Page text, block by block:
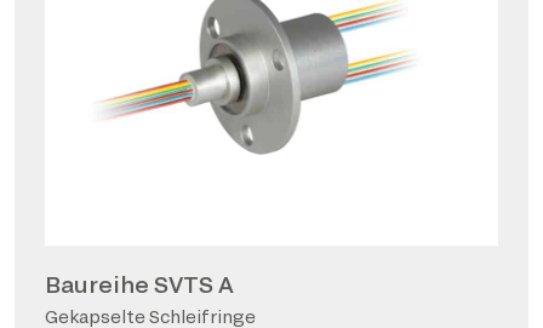
Baureihe SVTS A
Gekapselte Schleifringe